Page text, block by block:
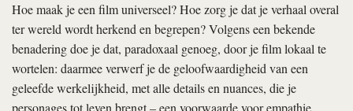
Hoe maak je een film universeel? Hoe zorg je dat je verhaal overal
ter wereld wordt herkend en begrepen? Volgens een bekende
benadering doe je dat, paradoxaal genoeg, door je film lokaal te
wortelen: daarmee verwerf je de geloofwaardigheid van een
geleefde werkelijkheid, met alle details en nuances, die je